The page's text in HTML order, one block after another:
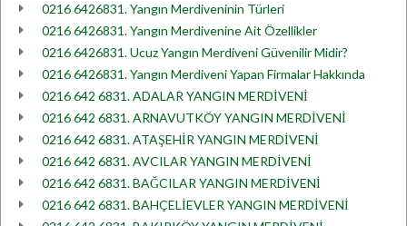
0216 6426831. Yangın Merdiveninin Türleri
0216 6426831. Yangın Merdivenine Ait Özellikler
0216 6426831. Ucuz Yangın Merdiveni Güvenilir Midir?
0216 6426831. Yangın Merdiveni Yapan Firmalar Hakkında
0216 642 6831. ADALAR YANGIN MERDİVENİ
0216 642 6831. ARNAVUTKÖY YANGIN MERDİVENİ
0216 642 6831. ATAŞEHİR YANGIN MERDİVENİ
0216 642 6831. AVCILAR YANGIN MERDİVENİ
0216 642 6831. BAĞCILAR YANGIN MERDİVENİ
0216 642 6831. BAHÇELİEVLER YANGIN MERDİVENİ